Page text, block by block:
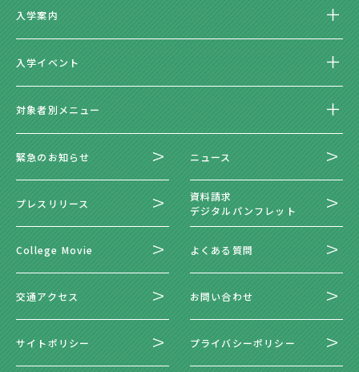
入学案内
入学イベント
対象者別メニュー
緊急のお知らせ ニュース
プレスリリース
資料請求
デジタルパンフレット
College Movie よくある質問
交通アクセス お問い合わせ
サイトポリシー プライバシーポリシー